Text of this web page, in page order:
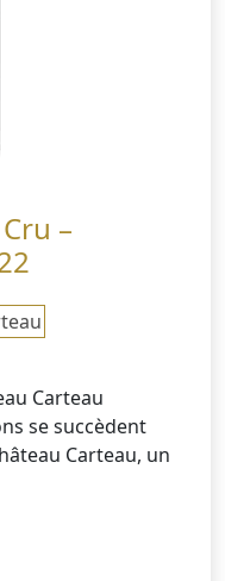
–
Carteau
se succèdent
Carteau, un